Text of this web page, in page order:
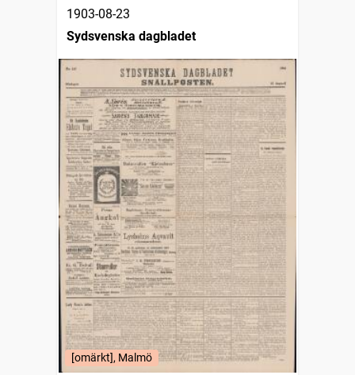
1903-08-23
Sydsvenska dagbladet
[omärkt], Malmö